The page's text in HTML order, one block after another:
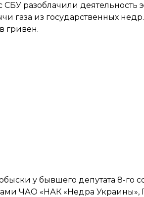
СБУ разоблачили деятельность
газа из государственных
гривен.
у бывшего депутата 8-го
ЧАО «НАК «Недра Украины»,